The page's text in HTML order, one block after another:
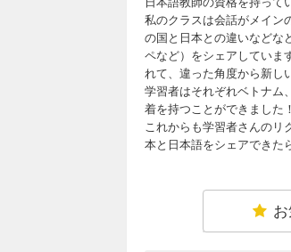
私のクラスは会話がメイン
の国と日本との違いなどな
ペなど）をシェアしていま
れて、違った角度から新し
学習者はそれぞれベトナム
着を持つことができました
これからも学習者さんのリ
本と日本語をシェアできた